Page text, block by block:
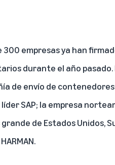
300 empresas ya han
durante el año pasado.
de envío de
SAP; la empresa
de Estados Unidos,